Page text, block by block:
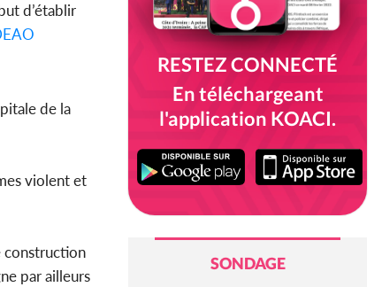
d’établir
de la
violent et
construction
par ailleurs
RESTEZ CONNECTÉ
En téléchargeant
l'application KOACI.
SONDAGE